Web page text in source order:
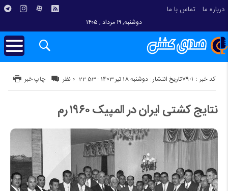
درباره ما تماس با ما
دوشنبه, ۱۹ مرداد , ۱۴۰۵
تاریخ انتشار : دوشنبه 18 تیر 1403 - 22:53 کد خبر : 7901 چاپ خبر ۰ نظر
نتایج کشتی ایران در المپیک ۱۹۶۰ رم